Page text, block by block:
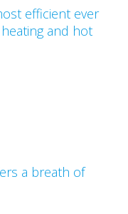
efficient ever
and hot
a breath of